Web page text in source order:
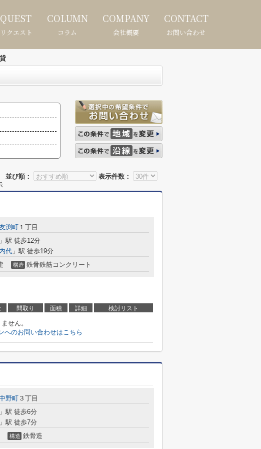
クエスト
COLUMN
コラム
COMPANY
会社概要
CONTACT
お問い合わせ
並び順： 表示件数：
渕町 １丁目
」駅 徒歩12分
代 」駅 徒歩19分
構造 鉄骨鉄筋コンクリート
間取り 面積 詳細 検討リスト
せん。
へのお問い合わせはこちら
野町 ３丁目
」駅 徒歩6分
」駅 徒歩7分
構造 鉄骨造